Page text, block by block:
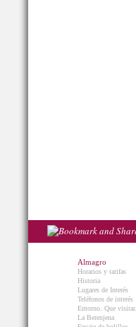
Almagro
Horarios y tarifas
Historia
Lugares de Interés
Teléfonos de interés
Entorno. Que visitar.
La Berenjena